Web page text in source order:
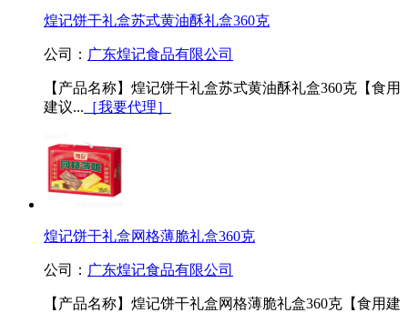
煌记饼干礼盒苏式黄油酥礼盒360克
公司： 广东煌记食品有限公司
【产品名称】煌记饼干礼盒苏式黄油酥礼盒360克【食用
建议... ［我要代理］
煌记饼干礼盒网格薄脆礼盒360克
公司： 广东煌记食品有限公司
【产品名称】煌记饼干礼盒网格薄脆礼盒360克【食用建